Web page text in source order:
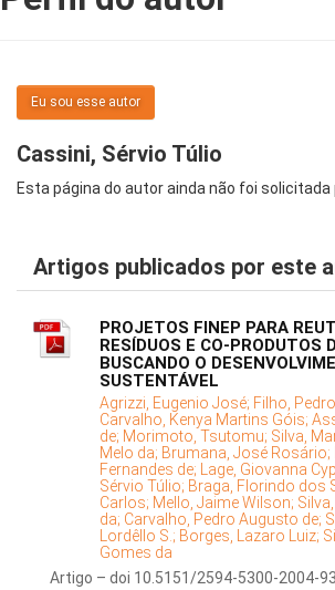
Eu sou esse autor
Cassini, Sérvio Túlio
Esta página do autor ainda não foi solicitada
Artigos publicados por este
PROJETOS FINEP PARA
RESÍDUOS E CO-PRODUTOS
BUSCANDO O
SUSTENTÁVEL
Agrizzi, Eugenio José; Filho,
Carvalho, Kenya Martins Góis;
de; Morimoto, Tsutomu; Silva,
Melo da; Brumana, José Rosário;
Fernandes de; Lage, Giovanna
Sérvio Túlio; Braga, Florindo dos
Carlos; Mello, Jaime Wilson;
da; Carvalho, Pedro Augusto de;
Lordêllo S.; Borges, Lazaro Luiz;
Gomes da
Artigo – doi 10.5151/2594-5300-2004-